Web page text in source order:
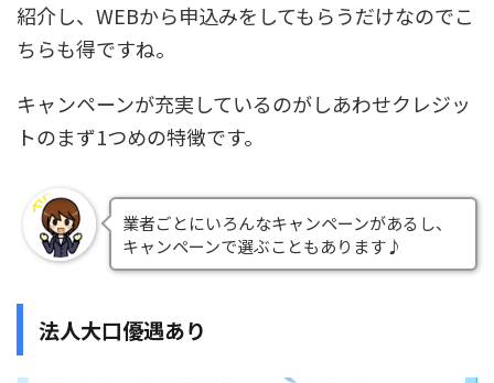
紹介し、WEBから申込みをしてもらうだけなのでこ
ちらも得ですね。
キャンペーンが充実しているのがしあわせクレジッ
トのまず1つめの特徴です。
業者ごとにいろんなキャンペーンがあるし、
キャンペーンで選ぶこともあります♪
法人大口優遇あり